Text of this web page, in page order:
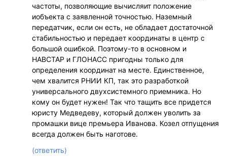
частоты, позволяющие вычисляит положение
иобъекта с заявленной точностью. Наземный
передатчик, если он есть, не обладает достаточной
стабильностью и передает координаты в центр с
большой ошибкой. Поэтому-то в основном и
НАВСТАР и ГЛОНАСС пригодны только для
определения координат на месте. Единственное,
чем хвалится РНИИ КП, так это разработкой
универсального двухсистемного приемника. Но
кому он будет нужен! Так что тащить все придется
юристу Медведеву, который должен уволить за
промашки вице премьера Иванова. Козел отпущения
всегда должен быть наготове.
(ответить)